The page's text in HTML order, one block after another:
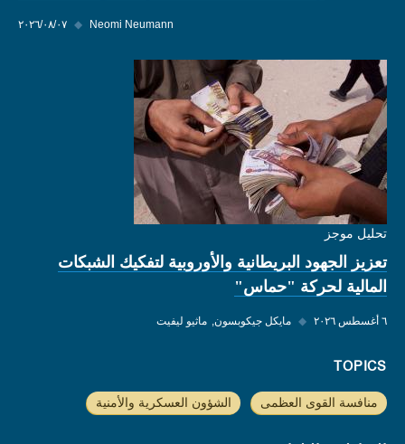
٠٧‏/٠٨‏/٢٠٢٦ ◆ Neomi Neumann
تحليل موجز
تعزيز الجهود البريطانية والأوروبية لتفكيك الشبكات
المالية لحركة "حماس"
٦ أغسطس ٢٠٢٦ ◆ مايكل جيكوبسون ماثيو ليفيت
TOPICS
منافسة القوى العظمى الشؤون العسكرية والأمنية